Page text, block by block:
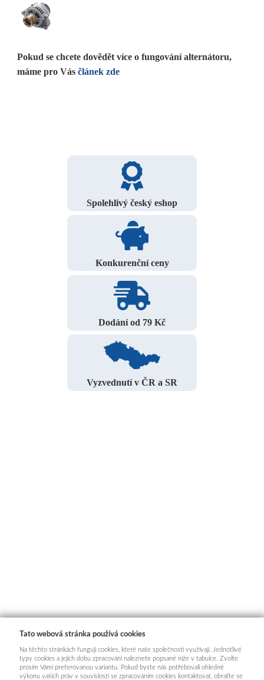
Pokud se chcete dovědět více o fungování alternátoru,
máme pro Vás článek zde
Spolehlivý český eshop
Konkurenční ceny
Dodání od 79 Kč
Vyzvednutí v ČR a SR
Tato webová stránka používá cookies
Na těchto stránkách fungují cookies, které naše společnosti využívají. Jednotlivé
typy cookies a jejich dobu zpracování naleznete popsané níže v tabulce. Zvolte
prosím Vámi preferovanou variantu. Pokud byste nás potřebovali ohledně
výkonu vašich práv v souvislosti se zpracováním cookies kontaktovat, obraťte se